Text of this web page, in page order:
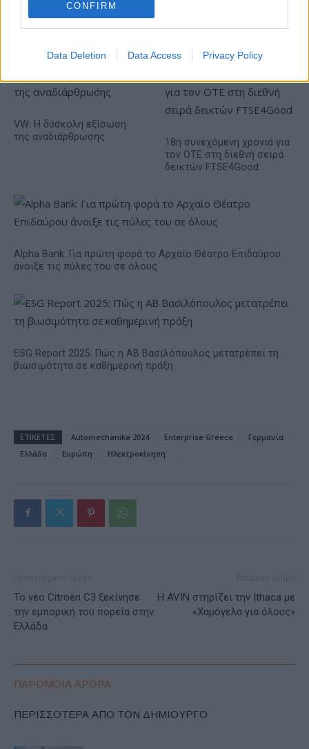
CONFIRM
Data Deletion Data Access Privacy Policy
VW: Η δύσκολη εξίσωση
της αναδιάρθρωσης
18η συνεχόμενη χρονιά για
τον ΟΤΕ στη διεθνή σειρά
δεικτών FTSE4Good
Alpha Bank: Για πρώτη φορά το Αρχαίο Θέατρο Επιδαύρου
άνοιξε τις πύλες του σε όλους
ESG Report 2025: Πώς η ΑΒ Βασιλόπουλος μετατρέπει τη
βιωσιμότητα σε καθημερινή πράξη
ΕΤΙΚΕΤΕΣ Automechanika 2024 Enterprise Greece
Γερμανία
Ελλάδα
Ευρώπη Ηλεκτροκίνηση
To νέο Citroёn C3 ξεκίνησε
την εμπορική του πορεία στην
Ελλάδα
Η AVIN στηρίζει την Ithaca με
«Χαμόγελα για όλους»
ΠΑΡΟΜΟΙΑ ΑΡΘΡΑ
ΠΕΡΙΣΣΟΤΕΡΑ ΑΠΟ ΤΟΝ ΔΗΜΙΟΥΡΓΟ